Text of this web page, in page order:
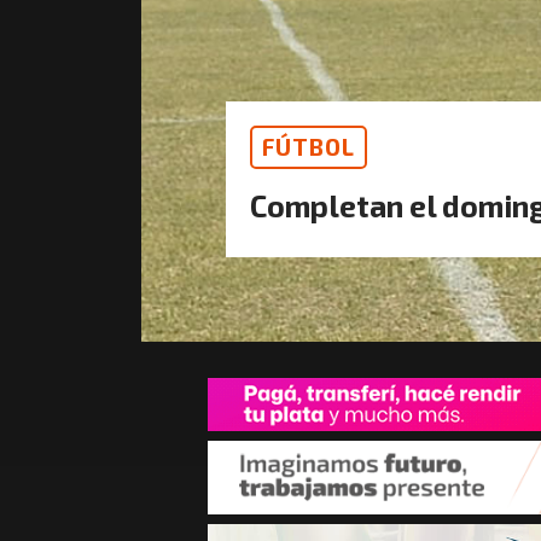
FÚTBOL
Completan el